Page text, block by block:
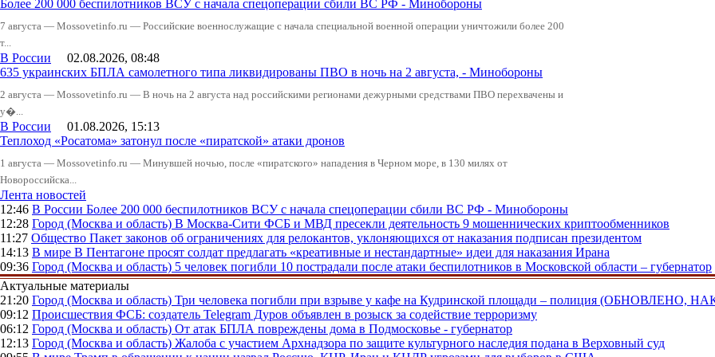
Более 200 000 беспилотников ВСУ с начала спецоперации сбили ВС РФ - Минобороны
7 августа — Mossovetinfo.ru — Российские военнослужащие с начала специальной военной операции уничтожили более 200
т...
В России 02.08.2026, 08:48
635 украинских БПЛА самолетного типа ликвидированы ПВО в ночь на 2 августа, - Минобороны
2 августа — Mossovetinfo.ru — В ночь на 2 августа над российскими регионами дежурными средствами ПВО перехвачены и
у�...
В России 01.08.2026, 15:13
Теплоход «Росатома» затонул после «пиратской» атаки дронов
1 августа — Mossovetinfo.ru — Минувшей ночью, после «пиратского» нападения в Черном море, в 130 милях от
Новороссийска...
Лента новостей
12:46 В России Более 200 000 беспилотников ВСУ с начала спецоперации сбили ВС РФ - Минобороны
12:28 Город (Москва и область) В Москва-Сити ФСБ и МВД пресекли деятельность 9 мошеннических криптообменников
11:27 Общество Пакет законов об ограничениях для релокантов, уклоняющихся от наказания подписан президентом
14:13 В мире В Пентагоне просят солдат предлагать «креативные и нестандартные» идеи для наказания Ирана
09:36 Город (Москва и область) 5 человек погибли 10 пострадали после атаки беспилотников в Московской области – губернатор
Актуальные материалы
21:20 Город (Москва и область) Три человека погибли при взрыве у кафе на Кудринской площади – полиция (ОБНОВЛЕНО,
09:12 Происшествия ФСБ: создатель Telegram Дуров объявлен в розыск за содействие терроризму
06:12 Город (Москва и область) От атак БПЛА повреждены дома в Подмосковье - губернатор
12:13 Город (Москва и область) Жалоба с участием Архнадзора по защите культурного наследия подана в Верховный суд